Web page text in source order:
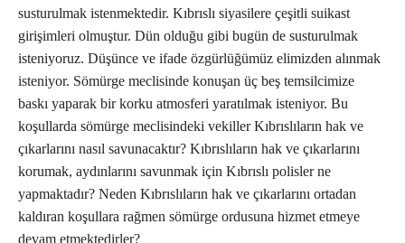
susturulmak istenmektedir. Kıbrıslı siyasilere çeşitli suikast
girişimleri olmuştur. Dün olduğu gibi bugün de susturulmak
isteniyoruz. Düşünce ve ifade özgürlüğümüz elimizden alınmak
isteniyor. Sömürge meclisinde konuşan üç beş temsilcimize
baskı yaparak bir korku atmosferi yaratılmak isteniyor. Bu
koşullarda sömürge meclisindeki vekiller Kıbrıslıların hak ve
çıkarlarını nasıl savunacaktır? Kıbrıslıların hak ve çıkarlarını
korumak, aydınlarını savunmak için Kıbrıslı polisler ne
yapmaktadır? Neden Kıbrıslıların hak ve çıkarlarını ortadan
kaldıran koşullara rağmen sömürge ordusuna hizmet etmeye
devam etmektedirler?